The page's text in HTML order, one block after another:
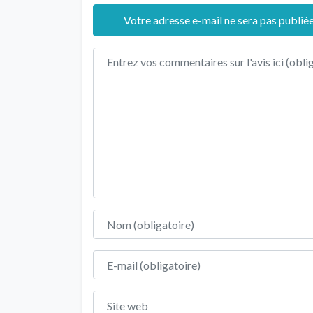
Votre adresse e-mail ne sera pas
Texte de l'avis
Nom
E-mail
Site web